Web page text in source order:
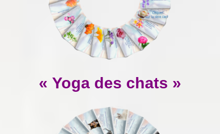
« Yoga des chats »